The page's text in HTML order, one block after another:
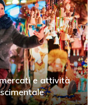
e attività